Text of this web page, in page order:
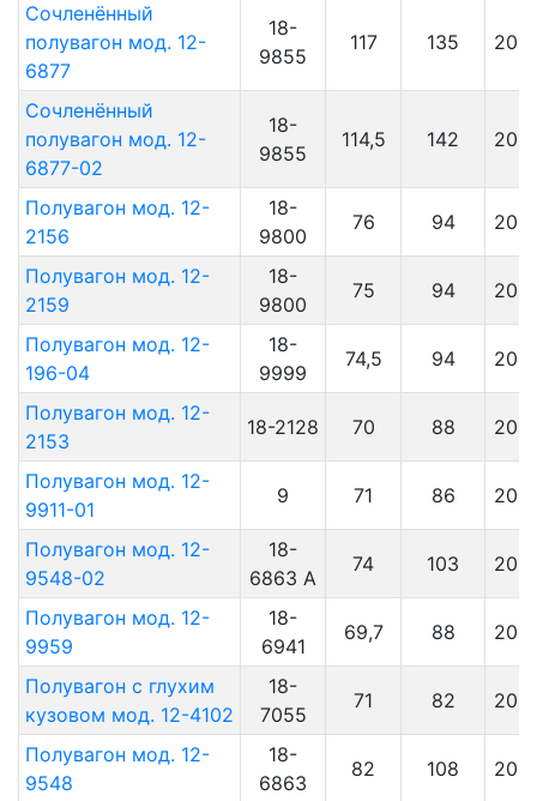
Сочленённый
полувагон мод. 12-
6877
18-
9855
117 135 2019
Сочленённый
полувагон мод. 12-
6877-02
18-
9855
114,5 142 2019
Полувагон мод. 12-
2156
18-
9800
76 94 2019
Полувагон мод. 12-
2159
18-
9800
75 94 2019
Полувагон мод. 12-
196-04
18-
9999
74,5 94 2019
Полувагон мод. 12-
2153
18-2128 70 88 2018
Полувагон мод. 12-
9911-01
9 71 86 2018
Полувагон мод. 12-
9548-02
18-
6863 А
74 103 2018
Полувагон мод. 12-
9959
18-
6941
69,7 88 2018
Полувагон с глухим
кузовом мод. 12-4102
18-
7055
71 82 2018
Полувагон мод. 12-
9548
18-
6863
82 108 2017